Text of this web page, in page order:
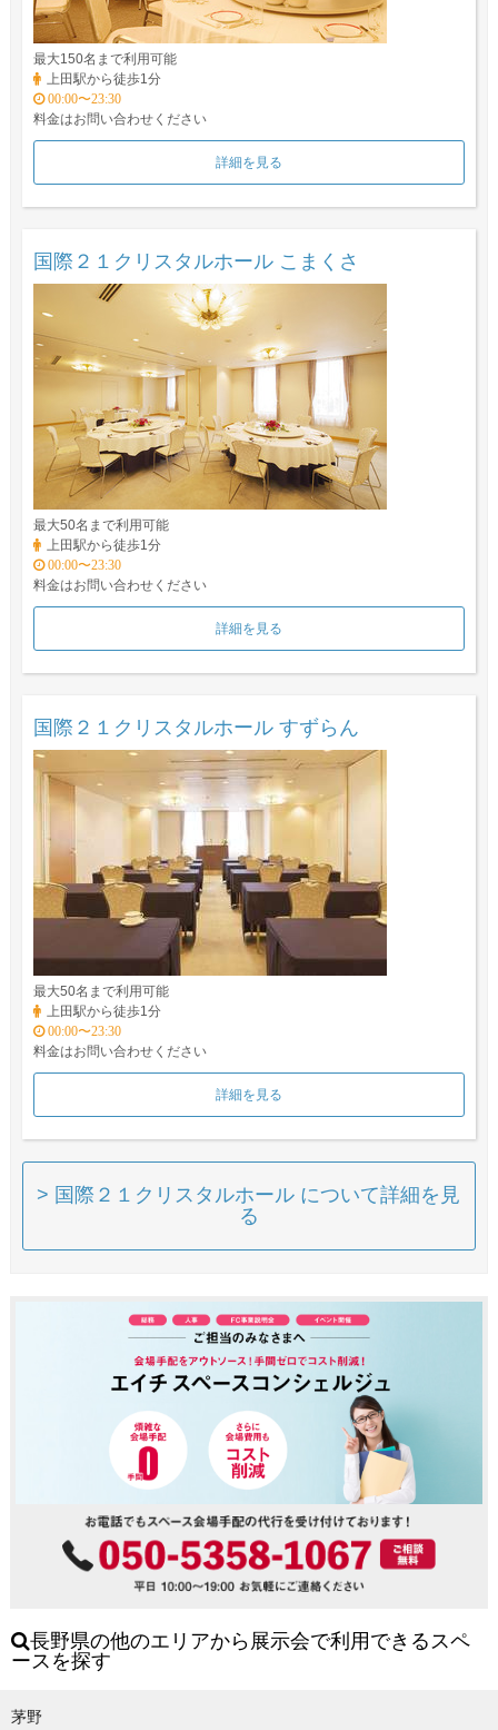
最大150名まで利用可能
上田駅から徒歩1分
00:00〜23:30
料金はお問い合わせください
詳細を見る
国際２１クリスタルホール こまくさ
最大50名まで利用可能
上田駅から徒歩1分
00:00〜23:30
料金はお問い合わせください
詳細を見る
国際２１クリスタルホール すずらん
最大50名まで利用可能
上田駅から徒歩1分
00:00〜23:30
料金はお問い合わせください
詳細を見る
> 国際２１クリスタルホール について詳細を見
る
長野県の他のエリアから展示会で利用できるスペ
ースを探す
茅野